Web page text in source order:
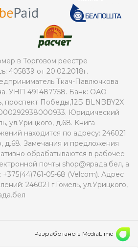
в Торговом реестре
405839 от 20.02.2018г.
Ткач-Павлючкова
УНП 491487758. Банк: ОАО
проспект Победы,12Б BLNBBY2X
Юридический
ул.Урицкого, д.68. Книга
находится по адресу: 246021
д.68. Замечания и предложения
обрабатываются в рабочее
почты shop@ярада.бел, а
05-68 (Velcom). Адрес
246021 г.Гомель, ул.Урицкого,
Разработано в MediaLime